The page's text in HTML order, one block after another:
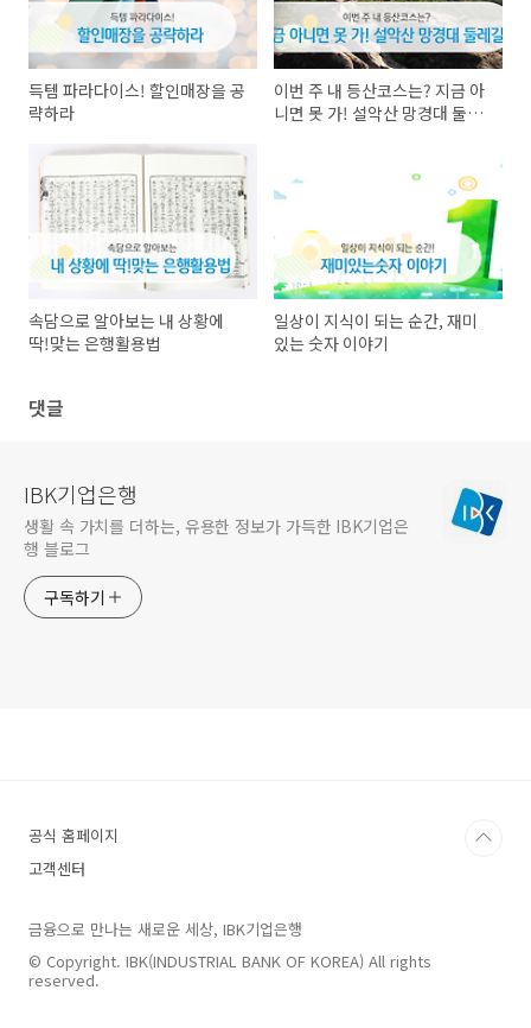
득템 파라다이스! 할인매장을 공
략하라
이번 주 내 등산코스는? 지금 아
니면 못 가! 설악산 망경대 둘레
속담으로 알아보는 내 상황에
딱!맞는 은행활용법
일상이 지식이 되는 순간, 재미
있는 숫자 이야기
댓글
IBK기업은행
생활 속 가치를 더하는, 유용한 정보가 가득한 IBK기업은
행 블로그
구독하기
공식 홈페이지
고객센터
금융으로 만나는 새로운 세상, IBK기업은행
© Copyright. IBK(INDUSTRIAL BANK OF KOREA) All rights
reserved.